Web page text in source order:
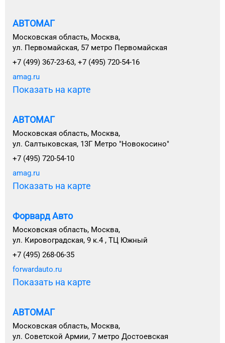
АВТОМАГ
Московская область, Москва,
ул. Первомайская, 57 метро Первомайская
+7 (499) 367-23-63, +7 (495) 720-54-16
amag.ru
Показать на карте
АВТОМАГ
Московская область, Москва,
ул. Салтыковская, 13Г Метро "Новокосино"
+7 (495) 720-54-10
amag.ru
Показать на карте
Форвард Авто
Московская область, Москва,
ул. Кировоградская, 9 к.4 , ТЦ Южный
+7 (495) 268-06-35
forwardauto.ru
Показать на карте
АВТОМАГ
Московская область, Москва,
ул. Советской Армии, 7 метро Достоевская